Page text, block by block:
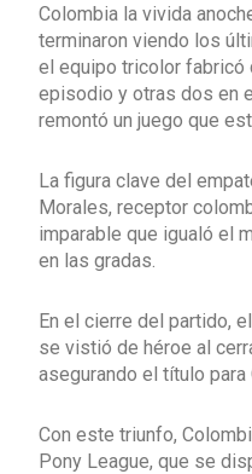
Colombia la vivida
terminaron viendo los
el equipo tricolor fabricó
episodio y otras dos en
remontó un juego que
La figura clave del
Morales, receptor
imparable que igualó el
en las gradas.
En el cierre del partido,
se vistió de héroe al
asegurando el título para
Con este triunfo,
Pony League, que se